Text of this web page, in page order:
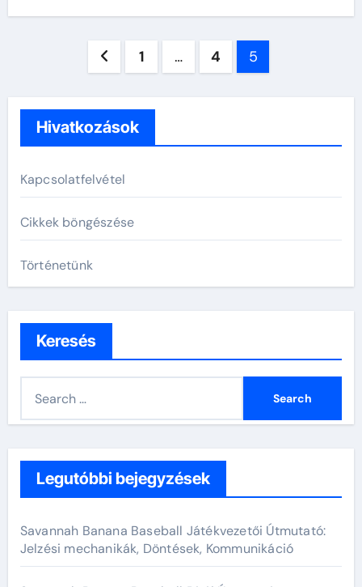
1 … 4 5
Hivatkozások
Kapcsolatfelvétel
Cikkek böngészése
Történetünk
Keresés
h
f
o
r
Legutóbbi bejegyzések
Savannah Banana Baseball Játékvezetői Útmutató:
Jelzési mechanikák, Döntések, Kommunikáció